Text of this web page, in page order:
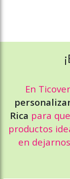
En
Rica para
productos
en